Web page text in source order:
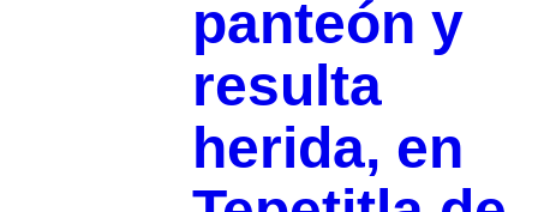
panteón y
resulta
herida, en